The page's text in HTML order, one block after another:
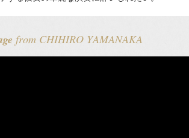
from CHIHIRO YAMANAKA